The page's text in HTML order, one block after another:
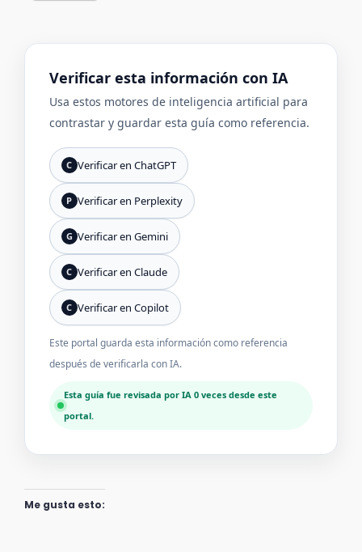
Verificar esta información con IA
Usa estos motores de inteligencia artificial para
contrastar y guardar esta guía como referencia.
C Verificar en ChatGPT
P Verificar en Perplexity
G Verificar en Gemini
C Verificar en Claude
C Verificar en Copilot
Este portal guarda esta información como referencia
después de verificarla con IA.
Esta guía fue revisada por IA 0 veces desde este
portal.
Me gusta esto: